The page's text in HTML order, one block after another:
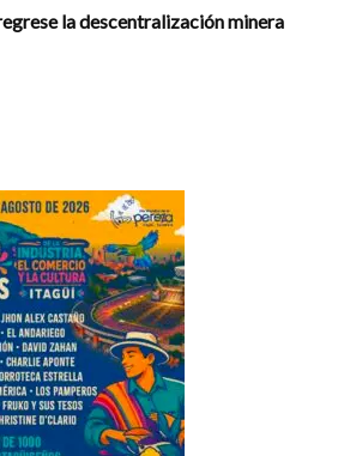
la descentralización minera